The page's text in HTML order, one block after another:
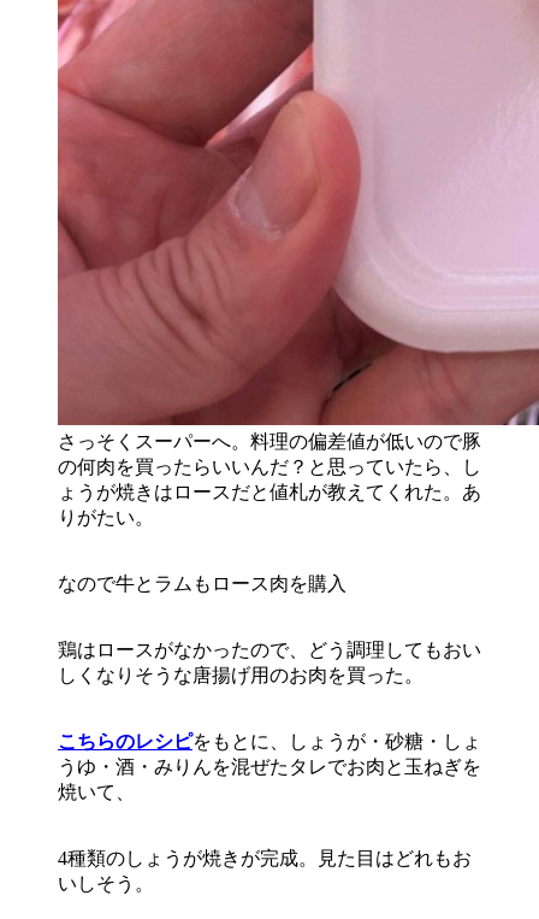
さっそくスーパーへ。料理の偏差値が低いので豚
の何肉を買ったらいいんだ？と思っていたら、し
ょうが焼きはロースだと値札が教えてくれた。あ
りがたい。
なので牛とラムもロース肉を購入
鶏はロースがなかったので、どう調理してもおい
しくなりそうな唐揚げ用のお肉を買った。
こちらのレシピをもとに、しょうが・砂糖・しょ
うゆ・酒・みりんを混ぜたタレでお肉と玉ねぎを
焼いて、
4種類のしょうが焼きが完成。見た目はどれもお
いしそう。